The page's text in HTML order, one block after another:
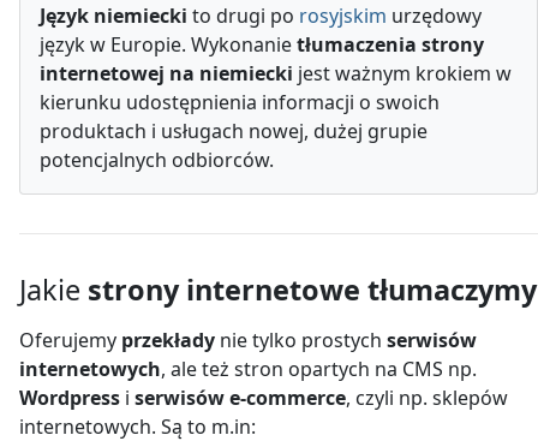
Język niemiecki to drugi po rosyjskim urzędowy
język w Europie. Wykonanietłumaczenia strony
internetowej na niemiecki jest ważnym krokiem w
kierunku udostępnienia informacji o swoich
produktach i usługach nowej, dużej grupie
potencjalnych odbiorców.
Jakie strony internetowe tłumaczymy
Oferujemy przekłady nie tylko prostych serwisów
internetowych, ale też stron opartych na CMS np.
Wordpress i serwisów e-commerce, czyli np. sklepów
internetowych. Są to m.in: